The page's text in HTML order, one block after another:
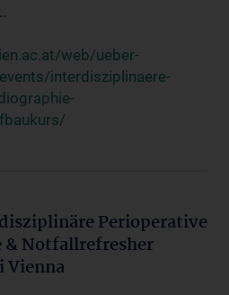
web/ueber-
interdisziplinaere-
Perioperative
& Notfallrefresher
Vienna